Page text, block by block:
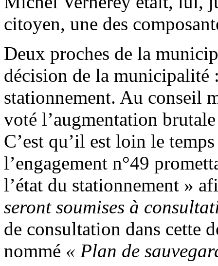
citoyen, une des
Deux proches de la
décision de la municipalité
stationnement. Au conseil
voté l’augmentation
C’est qu’il est loin le
l’engagement n°49
l’état du stationnement »
seront soumises à
de consultation dans cette
nommé « Plan de